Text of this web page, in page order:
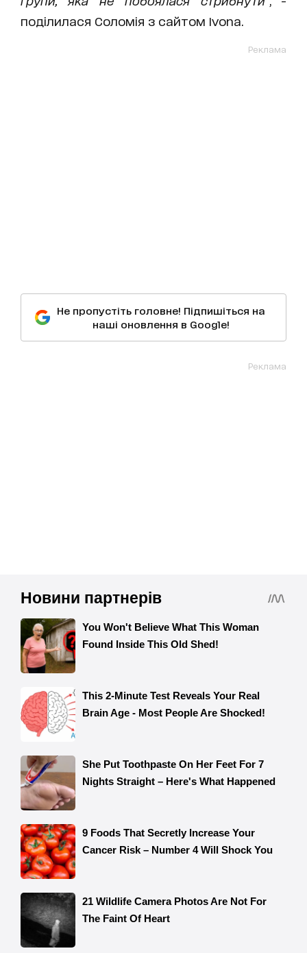
поділилася Соломія з сайтом Ivona.
Реклама
Не пропустіть головне! Підпишіться на
наші оновлення в Google!
Реклама